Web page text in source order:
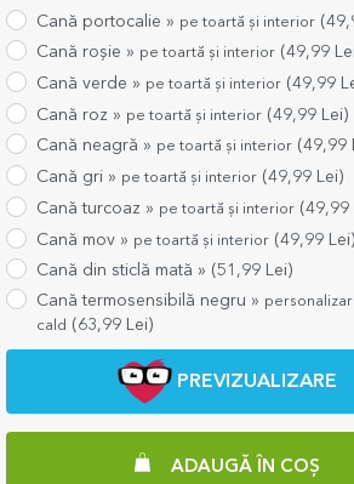
Cană portocalie » pe toartă și interior(
Cană roșie » pe toartă și interior(49,99
Cană verde » pe toartă și interior(49,99
Cană roz » pe toartă și interior(49,99Lei)
Cană neagră » pe toartă și interior(49,99
Cană gri » pe toartă și interior(49,99Lei)
Cană turcoaz » pe toartă și interior(49,99
Cană mov » pe toartă și interior(49,99Lei)
Cană din sticlă mată » (51,99Lei)
Cană termosensibilă negru »
cald ( 63,99Lei)
PREVIZUALIZARE
ADAUGĂ ÎN COȘ